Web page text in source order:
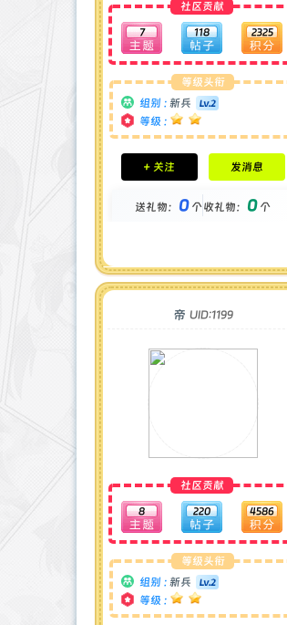
社区贡献
7 118 2325
等级头衔
组别 : 新兵
等级 :
积分成就
钻石 : 0 颗
金币 : 0 枚
+ 关注 发消息
送礼物： 0个收礼物： 0个
帝 UID:1199
社区贡献
8 220 4586
等级头衔
组别 : 新兵
等级 :